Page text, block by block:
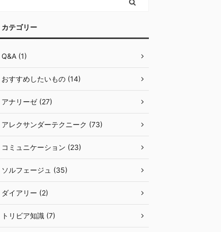
カテゴリー
Q&A (1)
おすすめしたいもの (14)
アナリーゼ (27)
アレクサンダーテクニーク (73)
コミュニケーション (23)
ソルフェージュ (35)
ダイアリー (2)
トリビア知識 (7)